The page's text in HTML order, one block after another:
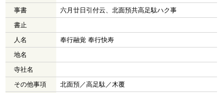
事書
六月廿日引付云、北面預共高足駄ハク事
書止
人名
奉行融覚 奉行快寿
地名
寺社名
その他事項
北面預／高足駄／木覆